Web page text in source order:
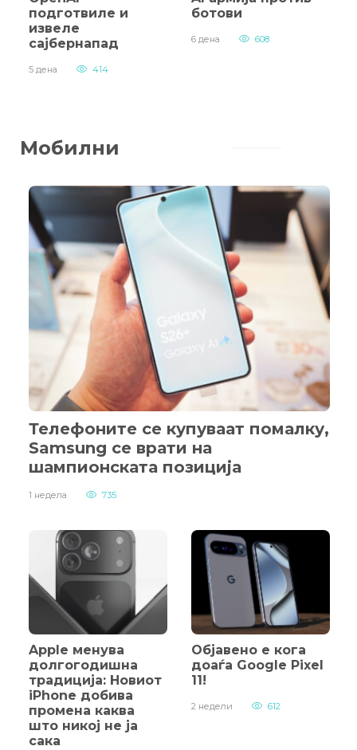
подготвиле и
извеле
сајбернапад
5 дена 414
ботови
6 дена 608
Мобилни
Телефоните се купуваат помалку,
Samsung се врати на
шампионската позиција
1 недела 735
Apple менува
долгогодишна
традиција: Новиот
iPhone добива
промена каква
што никој не ја
сака
Објавено е кога
доаѓа Google Pixel
11!
2 недели 612